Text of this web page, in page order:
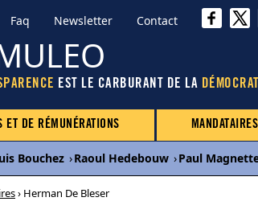
Faq Newsletter Contact
EST LE CARBURANT DE LA
ET DE RÉMUNÉRATIONS
Bouchez ›Raoul Hedebouw ›Paul
› Herman De Bleser